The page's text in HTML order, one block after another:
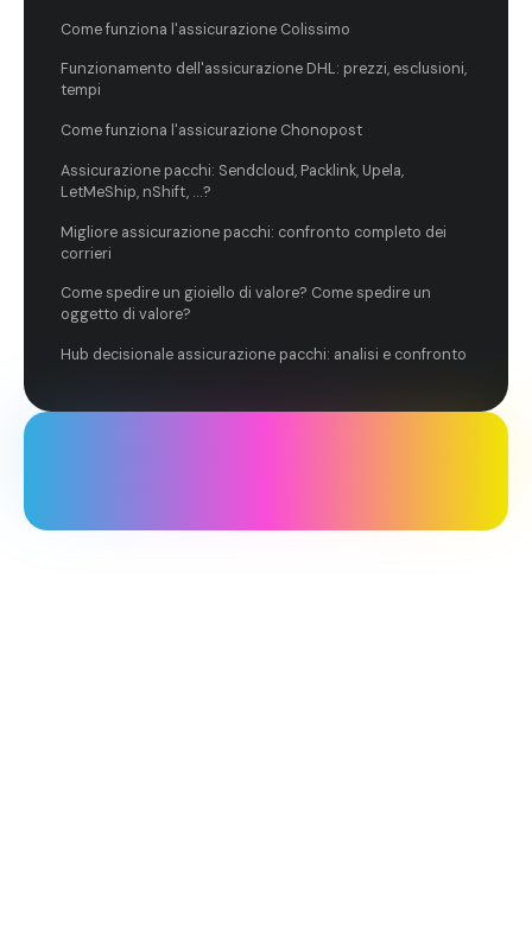
Come funziona l'assicurazione Colissimo
Funzionamento dell'assicurazione DHL: prezzi, esclusioni,
tempi
Come funziona l'assicurazione Chonopost
Assicurazione pacchi: Sendcloud, Packlink, Upela,
LetMeShip, nShift, ...?
Migliore assicurazione pacchi: confronto completo dei
corrieri
Come spedire un gioiello di valore? Come spedire un
oggetto di valore?
Hub decisionale assicurazione pacchi: analisi e confronto